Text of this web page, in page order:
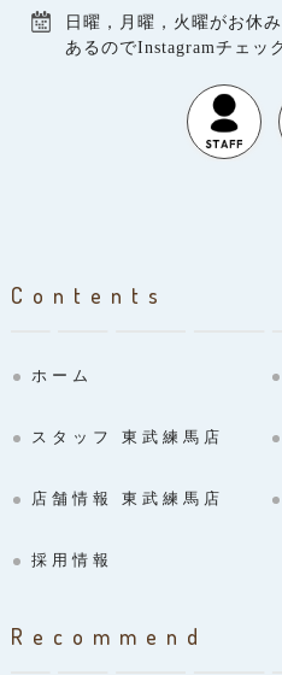
日曜，月曜，火曜がお休
あるのでInstagramチェッ
Contents
ホーム
スタッフ 東武練馬店
店舗情報 東武練馬店
採用情報
Recommend